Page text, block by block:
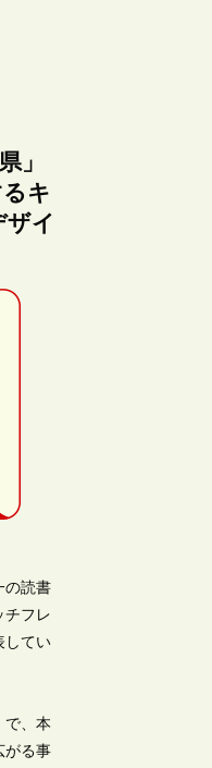
」
キ
ザイ
の読書
チフレ
してい
で、本
がる事